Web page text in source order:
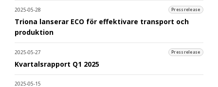
2025-05-28 Pressrelease
Triona lanserar ECO för effektivare transport och
produktion
2025-05-27 Pressrelease
Kvartalsrapport Q1 2025
2025-05-15